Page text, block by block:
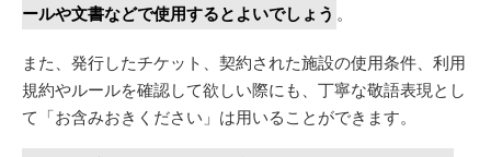
ールや文書などで使用するとよいでしょう 。
また、発行したチケット、契約された施設の使用条件、利用
規約やルールを確認して欲しい際にも、丁寧な敬語表現とし
て「お含みおきください」は用いることができます。